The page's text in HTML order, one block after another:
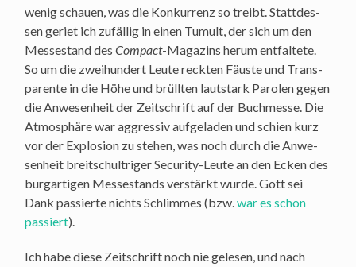
wenig schau­en, was die Kon­kur­renz so treibt. Statt­des­
sen geriet ich zufäl­lig in einen Tumult, der sich um den
Mes­se­stand desCom­pact-Maga­zins her­um ent­fal­te­te.
So um die zwei­hun­dert Leu­te reck­ten Fäus­te und Trans­
pa­ren­te in die Höhe und brüll­ten laut­stark Paro­len gegen
die Anwe­sen­heit der Zeit­schrift auf der Buch­mes­se. Die
Atmo­sphä­re war aggres­siv auf­ge­la­den und schien kurz
vor der Explo­si­on zu ste­hen, was noch durch die Anwe­
sen­heit breit­schult­ri­ger Secu­ri­ty-Leu­te an den Ecken des
burg­ar­ti­gen Mes­se­stands ver­stärkt wur­de. Gott sei
Dank pas­sier­te nichts Schlim­mes (bzw.war es schon
pas­siert).
Ich habe die­se Zeit­schrift noch nie gele­sen, und nach